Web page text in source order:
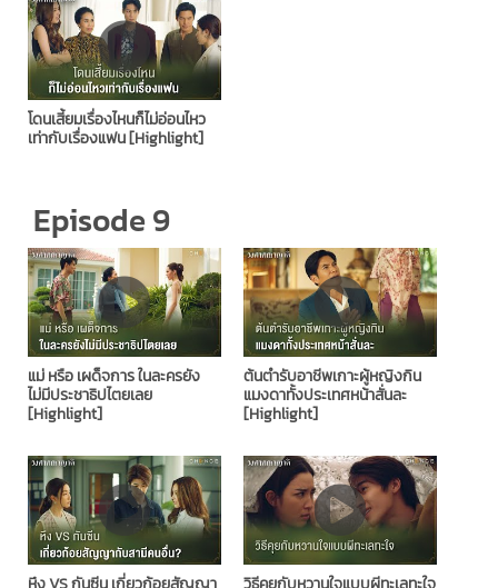
โดนเสี้ยมเรื่องไหนก็ไม่อ่อนไหว
เท่ากับเรื่องแฟน [Highlight]
Episode 9
แม่ หรือ เผด็จการ ในละครยัง
ไม่มีประชาธิปไตยเลย
[Highlight]
ต้นตำรับอาชีพเกาะผู้หญิงกิน
แมงดาทั้งประเทศหน้าสั่นละ
[Highlight]